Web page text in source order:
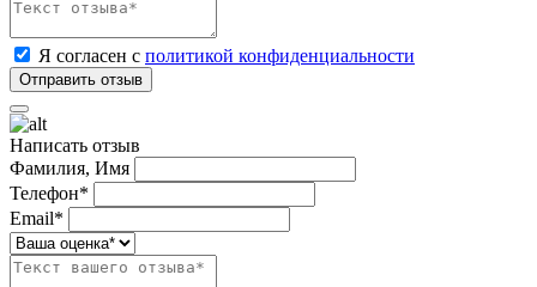
Я согласен с политикой конфиденциальности
Написать отзыв
Фамилия, Имя
Телефон*
Email*